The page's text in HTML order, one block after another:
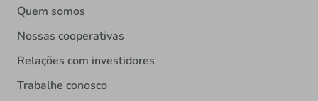
Quem somos
Nossas cooperativas
Relações com investidores
Trabalhe conosco